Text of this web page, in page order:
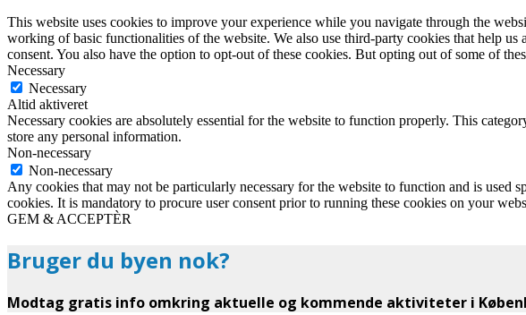
This website uses cookies to improve your experience while you navigate through the
working of basic functionalities of the website. We also use third-party cookies that help
consent. You also have the option to opt-out of these cookies. But opting out of some of
Necessary
Necessary
Altid aktiveret
Necessary cookies are absolutely essential for the website to function properly. This
store any personal information.
Non-necessary
Non-necessary
Any cookies that may not be particularly necessary for the website to function and is used
cookies. It is mandatory to procure user consent prior to running these cookies on your
GEM & ACCEPTÈR
Bruger du byen nok?
Modtag gratis info omkring aktuelle og kommende aktiviteter i